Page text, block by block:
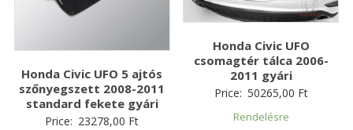
Honda Civic UFO 5 ajtós
szőnyegszett 2008-2011
standard fekete gyári
Price: 23278,00 Ft
Honda Civic UFO
csomagtér tálca 2006-
2011 gyári
Price: 50265,00 Ft
Rendelésre